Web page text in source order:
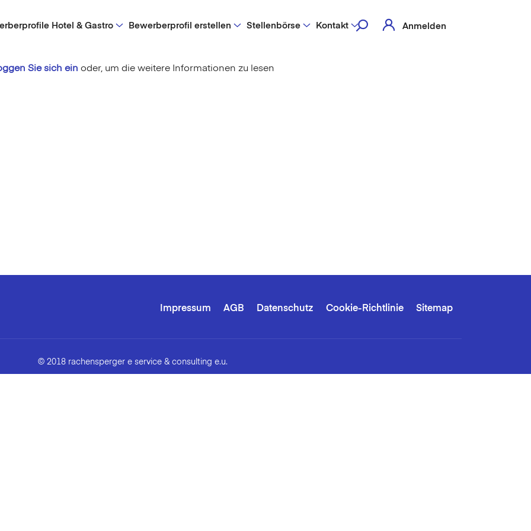
Hotel & Gastro Bewerberprofil erstellen Stellenbörse Kontakt Anmelden
Sie sich ein oder, um die weitere Informationen zu lesen
Impressum AGB Datenschutz Cookie-Richtlinie Sitemap
© 2018 rachensperger e service & consulting e.u.